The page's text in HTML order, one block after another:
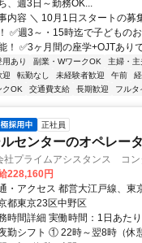
、週3日～勤務OK...
内容 ＼ 10月1日スタートの募
✅週3～・15時迄で子どもの
！ ✅3ヶ月間の座学+OJTあり
用あり 副業・WワークOK 主婦・主
迎
転勤なし 未経験者歓迎 午前
クOK
交通費支給 長期歓迎 フルタ
正社員
センターのオペレー
社プライムアシスタンス コ
228,160円
・アクセス 都営大江戸線、東
都東京23区中野区
時間詳細 実働時間：1日あた
勤シフト ① 22時～翌8時（休